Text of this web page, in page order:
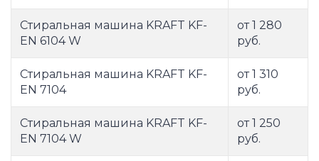
Стиральная машина KRAFT KF-
EN 6104 W
от 1 280
руб.
Стиральная машина KRAFT KF-
EN 7104
от 1 310
руб.
Стиральная машина KRAFT KF-
EN 7104 W
от 1 250
руб.